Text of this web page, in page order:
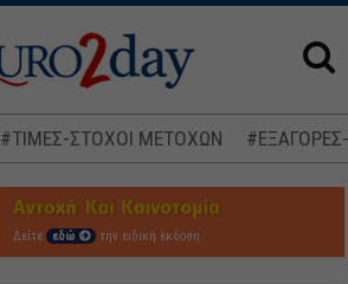
#ΤΙΜΕΣ-ΣΤΟΧΟΙ ΜΕΤΟΧΩΝ
Δείτε εδώ την ειδική έκδοση